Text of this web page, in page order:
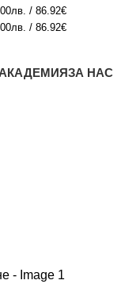
/ 86.92€
/ 86.92€
ЗА НАС